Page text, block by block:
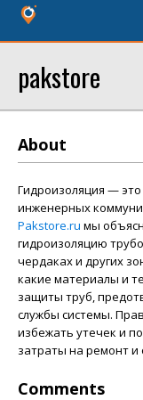
pakstore
About
Гидроизоляция —
инженерных
Pakstore.ru мы
гидроизоляцию
чердаках и других
какие материалы и
защиты труб,
службы системы.
избежать утечек и
затраты на ремонт
Comments